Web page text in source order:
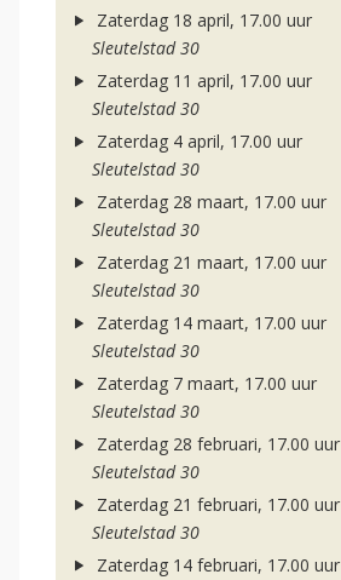
Zaterdag 18 april, 17.00 uur
Sleutelstad 30
Zaterdag 11 april, 17.00 uur
Sleutelstad 30
Zaterdag 4 april, 17.00 uur
Sleutelstad 30
Zaterdag 28 maart, 17.00 uur
Sleutelstad 30
Zaterdag 21 maart, 17.00 uur
Sleutelstad 30
Zaterdag 14 maart, 17.00 uur
Sleutelstad 30
Zaterdag 7 maart, 17.00 uur
Sleutelstad 30
Zaterdag 28 februari, 17.00 uur
Sleutelstad 30
Zaterdag 21 februari, 17.00 uur
Sleutelstad 30
Zaterdag 14 februari, 17.00 uur